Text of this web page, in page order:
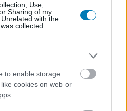
Use,
Sharing of my
with the
collected.
to enable storage
cookies on web or
mi húztuk rá a lemezekre,
volt a fejlesztő és a kiadó.
és raktuk össze dobozokat,
hőlégfújóval fóliákat. A
mindent mi csináltunk."